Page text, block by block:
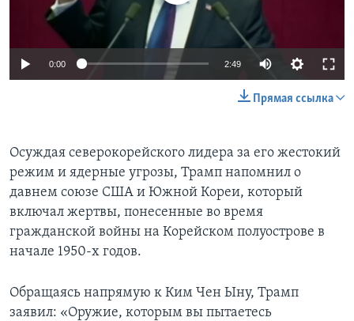
0:00 2:49
Прямая ссылка
Осуждая северокорейского лидера за его жестокий
режим и ядерные угрозы, Трамп напомнил о
давнем союзе США и Южной Кореи, который
включал жертвы, понесенные во время
гражданской войны на Корейском полуострове в
начале 1950-х годов.
Обращаясь напрямую к Ким Чен Ыну, Трамп
заявил: «Оружие, которым вы пытаетесь